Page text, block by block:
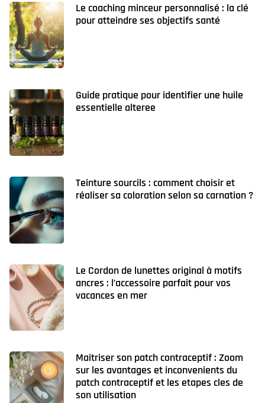
Le coaching minceur personnalisé : la clé
pour atteindre ses objectifs santé
Guide pratique pour identifier une huile
essentielle alteree
Teinture sourcils : comment choisir et
réaliser sa coloration selon sa carnation ?
Le Cordon de lunettes original à motifs
ancres : l’accessoire parfait pour vos
vacances en mer
Maitriser son patch contraceptif : Zoom
sur les avantages et inconvenients du
patch contraceptif et les etapes cles de
son utilisation